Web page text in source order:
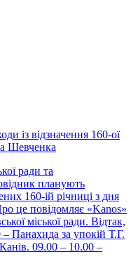
із відзначення 160-ої
Шевченка
ради та
планують
160-ій річниці з дня
це повідомляє «Kanos»
міської ради. Відтак,
– Панахида за упокій Т.Г.
09.00 – 10.00 –